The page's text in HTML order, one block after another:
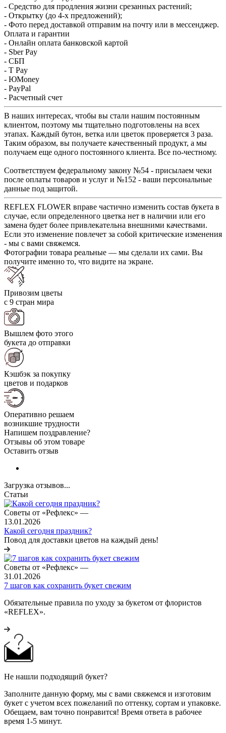
- Средство для продления жизни срезанных растений;
- Открытку (до 4-х предложений);
- Фото перед доставкой отправим на почту или в мессенджер.
Оплата и гарантии
- Онлайн оплата банковской картой
- Sber Pay
- СБП
- T Pay
- ЮMoney
- PayPal
- Расчетный счет
В наших интересах, чтобы вы стали нашим постоянным
клиентом, поэтому мы тщательно подготовлены на всех
этапах. Каждый бутон, ветка или цветок проверяется 3 раза.
Таким образом, вы получаете качественный продукт, а мы
получаем еще одного постоянного клиента. Все по-честному.
Соответствуем федеральному закону №54 - присылаем чеки
после оплаты товаров и услуг и №152 - ваши персональные
данные под защитой.
REFLEX FLOWER вправе частично изменить состав букета в
случае, если определенного цветка нет в наличии или его
замена будет более привлекательна внешними качествами.
Если это изменение повлечет за собой критические изменения
- мы с вами свяжемся.
Фотографии товара реальные — мы сделали их сами. Вы
получите именно то, что видите на экране.
Привозим цветы
с 9 стран мира
Вышлем фото этого
букета до отправки
Кэшбэк за покупку
цветов и подарков
Оперативно решаем
возникшие трудности
Напишем поздравление?
Отзывы об этом товаре
Оставить отзыв
Загрузка отзывов...
Статьи
Советы от «Рефлекс» —
13.01.2026
Какой сегодня праздник?
Повод для доставки цветов на каждый день!
Советы от «Рефлекс» —
31.01.2026
7 шагов как сохранить букет свежим
Обязательные правила по уходу за букетом от флористов
«REFLEX».
Не нашли подходящий букет?
Заполните данную форму, мы с вами свяжемся и изготовим
букет с учетом всех пожеланий по оттенку, сортам и упаковке.
Обещаем, вам точно понравится! Время ответа в рабочее
время 1-5 минут.